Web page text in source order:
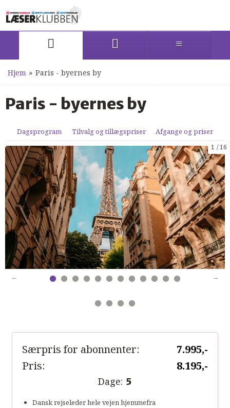
Hjem » Paris - byernes by
Paris - byernes by
Dagsprogram Tilvalg og tillægspriser Afgange og priser
1 16
Særpris for abonnenter:
7.995,-
Pris:
8.195,-
Dage: 5
Dansk rejseleder hele vejen hjemmefra